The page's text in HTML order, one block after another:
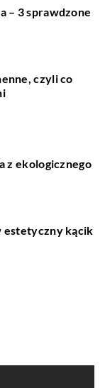
– 3 sprawdzone
czyli co
z ekologicznego
estetyczny kącik